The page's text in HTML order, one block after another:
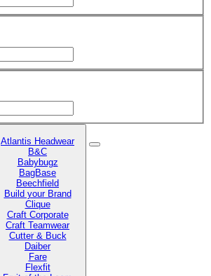
Atlantis Headwear
B&C
Babybugz
BagBase
Beechfield
Build your Brand
Clique
Craft Corporate
Craft Teamwear
Cutter & Buck
Daiber
Fare
Flexfit